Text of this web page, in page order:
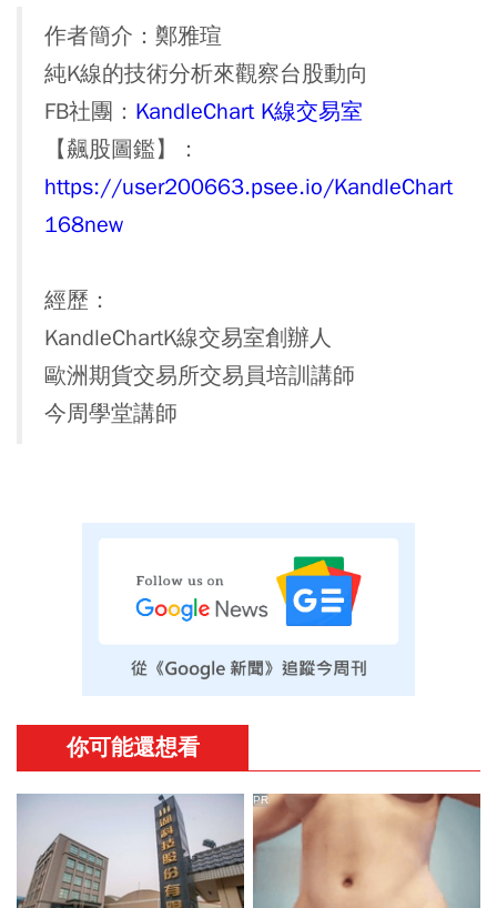
作者簡介：鄭雅瑄
純K線的技術分析來觀察台股動向
FB社團： KandleChart K線交易室
【飆股圖鑑】：
https://user200663.psee.io/KandleChart
168new
經歷：
KandleChartK線交易室創辦人
歐洲期貨交易所交易員培訓講師
今周學堂講師